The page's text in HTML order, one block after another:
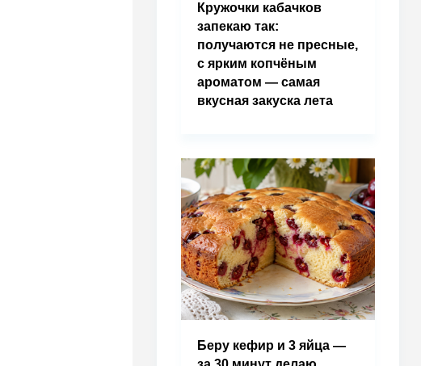
Кружочки кабачков
запекаю так:
получаются не пресные,
с ярким копчёным
ароматом — самая
вкусная закуска лета
Беру кефир и 3 яйца —